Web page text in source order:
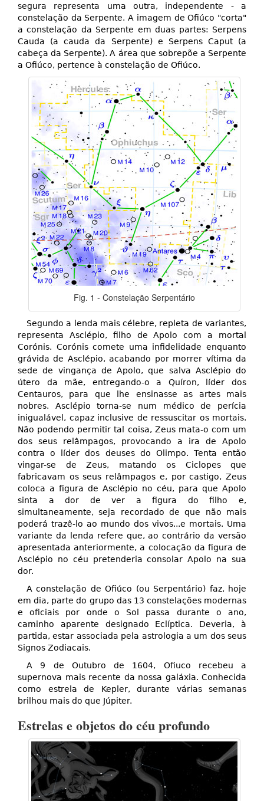
segura representa uma outra, independente - a
constelação da Serpente. A imagem de Ofiúco "corta"
a constelação da Serpente em duas partes: Serpens
Cauda (a cauda da Serpente) e Serpens Caput (a
cabeça da Serpente). A área que sobrepõe a Serpente
a Ofiúco, pertence à constelação de Ofiúco.
Fig. 1 - Constelação Serpentário
Segundo a lenda mais célebre, repleta de variantes,
representa Asclépio, filho de Apolo com a mortal
Corónis. Corónis comete uma infidelidade enquanto
grávida de Asclépio, acabando por morrer vítima da
sede de vingança de Apolo, que salva Asclépio do
útero da mãe, entregando-o a Quíron, líder dos
Centauros, para que lhe ensinasse as artes mais
nobres. Asclépio torna-se num médico de perícia
inigualável, capaz inclusive de ressuscitar os mortais.
Não podendo permitir tal coisa, Zeus mata-o com um
dos seus relâmpagos, provocando a ira de Apolo
contra o líder dos deuses do Olimpo. Tenta então
vingar-se de Zeus, matando os Ciclopes que
fabricavam os seus relâmpagos e, por castigo, Zeus
coloca a figura de Asclépio no céu, para que Apolo
sinta a dor de ver a figura do filho e,
simultaneamente, seja recordado de que não mais
poderá trazê-lo ao mundo dos vivos...e mortais. Uma
variante da lenda refere que, ao contrário da versão
apresentada anteriormente, a colocação da figura de
Asclépio no céu pretenderia consolar Apolo na sua
dor.
A constelação de Ofiúco (ou Serpentário) faz, hoje
em dia, parte do grupo das 13 constelações modernas
e oficiais por onde o Sol passa durante o ano,
caminho aparente designado Eclíptica. Deveria, à
partida, estar associada pela astrologia a um dos seus
Signos Zodiacais.
A 9 de Outubro de 1604, Ofiuco recebeu a
supernova mais recente da nossa galáxia. Conhecida
como estrela de Kepler, durante várias semanas
brilhou mais do que Júpiter.
Estrelas e objetos do céu profundo